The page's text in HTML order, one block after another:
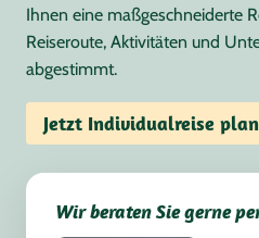
Ihnen eine maßgeschneiderte
Reiseroute, Aktivitäten und
abgestimmt.
Jetzt Individualreise
Wir beraten Sie gerne